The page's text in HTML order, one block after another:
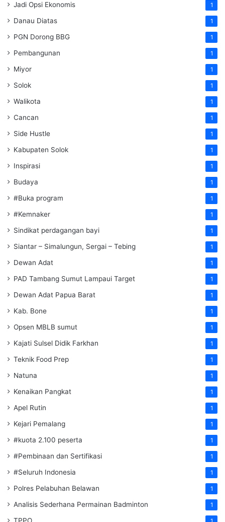
Jadi Opsi Ekonomis 1
Danau Diatas 1
PGN Dorong BBG 1
Pembangunan 1
Miyor 1
Solok 1
Walikota 1
Cancan 1
Side Hustle 1
Kabupaten Solok 1
Inspirasi 1
Budaya 1
#Buka program 1
#Kemnaker 1
Sindikat perdagangan bayi 1
Siantar – Simalungun, Sergai – Tebing 1
Dewan Adat 1
PAD Tambang Sumut Lampaui Target 1
Dewan Adat Papua Barat 1
Kab. Bone 1
Opsen MBLB sumut 1
Kajati Sulsel Didik Farkhan 1
Teknik Food Prep 1
Natuna 1
Kenaikan Pangkat 1
Apel Rutin 1
Kejari Pemalang 1
#kuota 2.100 peserta 1
#Pembinaan dan Sertifikasi 1
#Seluruh Indonesia 1
Polres Pelabuhan Belawan 1
Analisis Sederhana Permainan Badminton 1